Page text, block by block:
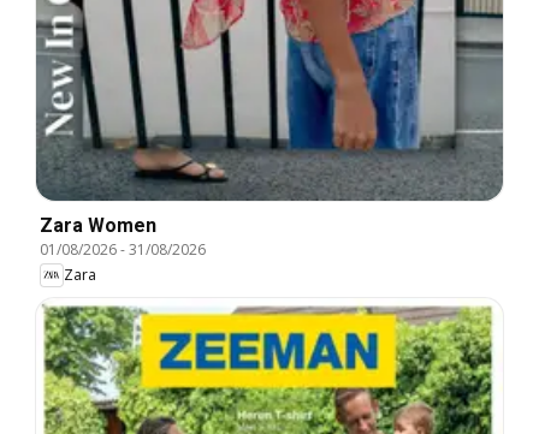
Zara Women
01/08/2026-31/08/2026
Zara